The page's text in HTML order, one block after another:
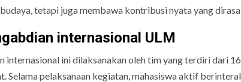
tetapi juga membawa kontribusi nyata yang
internasional ULM
internasional ini dilaksanakan oleh tim yang terdiri dari
Selama pelaksanaan kegiatan, mahasiswa aktif